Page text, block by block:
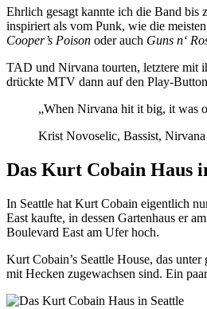
Ehrlich gesagt kannte ich die Band bis
inspiriert als vom Punk, wie die
Cooper’s Poison oder auch Guns n‘
TAD und Nirvana tourten, letztere mit
drückte MTV dann auf den Play-
„When Nirvana hit it big, it was
Krist Novoselic, Bassist, Nirvana
Das Kurt Cobain Haus
In Seattle hat Kurt Cobain eigentlich
East kaufte, in dessen Gartenhaus er
Boulevard East am Ufer hoch.
Kurt Cobain’s Seattle House, das
mit Hecken zugewachsen sind. Ein